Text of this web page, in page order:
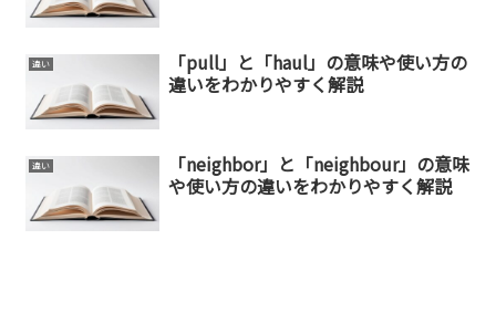
違い
「pull」と「haul」の意味や使い方の
違いをわかりやすく解説
違い
「neighbor」と「neighbour」の意味
や使い方の違いをわかりやすく解説